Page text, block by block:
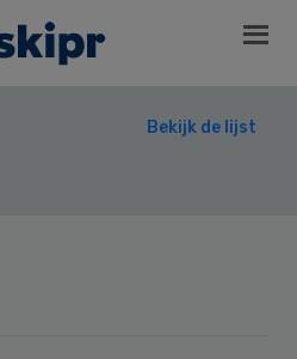
Bekijk de lijst